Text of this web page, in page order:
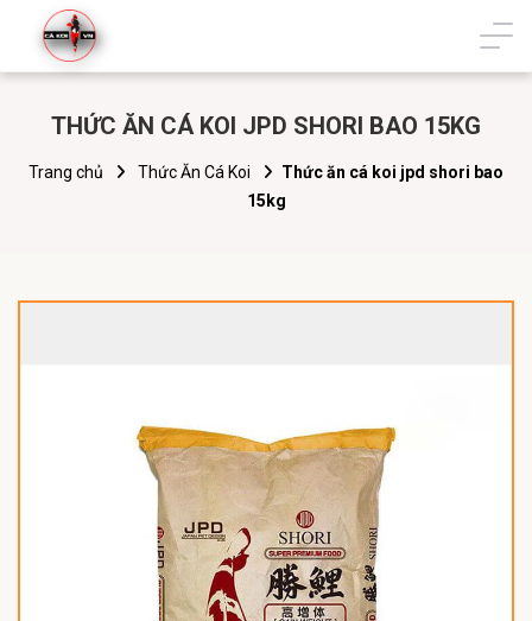
THỨC ĂN CÁ KOI JPD SHORI BAO 15KG
Trang chủ Thức Ăn Cá Koi
Thức ăn cá koi jpd shori bao
15kg